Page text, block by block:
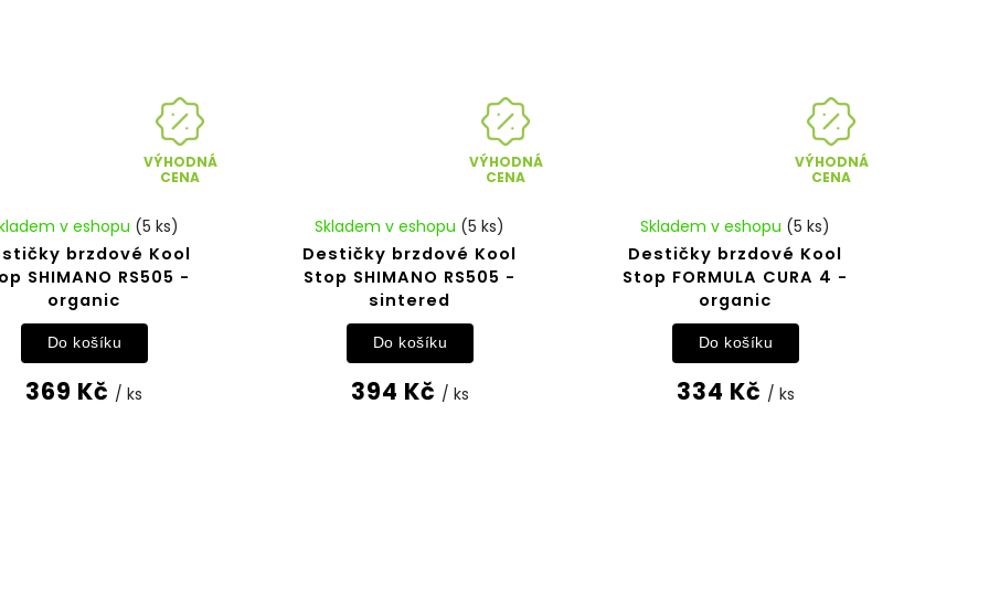
VÝHODNÁ
CENA
brzdové Kool
SHIMANO RS505 -
organic
v eshopu (5 ks)
369 Kč / ks
Do košíku
VÝHODNÁ
CENA
Destičky brzdové Kool
Stop SHIMANO RS505 -
sintered
Skladem v eshopu (5 ks)
394 Kč / ks
Do košíku
VÝHODNÁ
CENA
Destičky brzdové Kool
Stop FORMULA CURA 4 -
organic
Skladem v eshopu (5 ks)
334 Kč / ks
Do košíku